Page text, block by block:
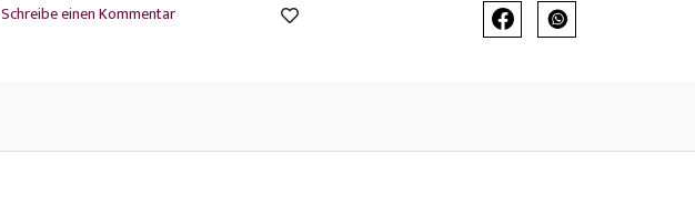
Schreibe einen Kommentar